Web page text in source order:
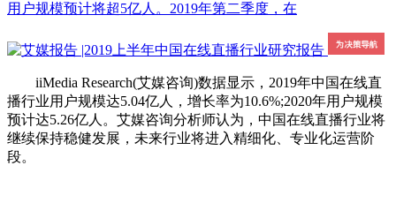
用户规模预计将超5亿人。2019年第二季度，在
iiMedia Research(艾媒咨询)数据显示，2019年中国在线直
播行业用户规模达5.04亿人，增长率为10.6%;2020年用户规模
预计达5.26亿人。艾媒咨询分析师认为，中国在线直播行业将
继续保持稳健发展，未来行业将进入精细化、专业化运营阶
段。